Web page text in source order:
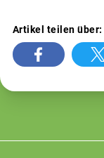
Artikel teilen über: